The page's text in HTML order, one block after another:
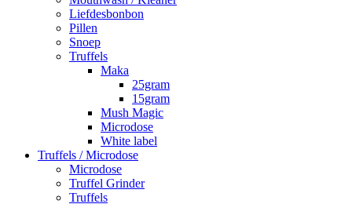
Liefdesbonbon
Pillen
Snoep
Truffels
Maka
25gram
15gram
Mush Magic
Microdose
White label
Truffels / Microdose
Microdose
Truffel Grinder
Truffels